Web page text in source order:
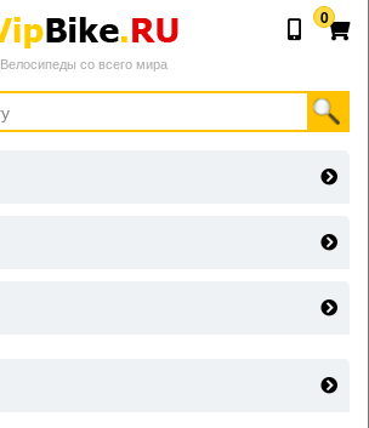
Велосипеды со всего мира
0